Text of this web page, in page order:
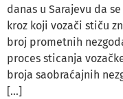
danas u Sarajevu da
kroz koji vozači stiču
broj prometnih
proces sticanja
broja saobraćajnih
[…]